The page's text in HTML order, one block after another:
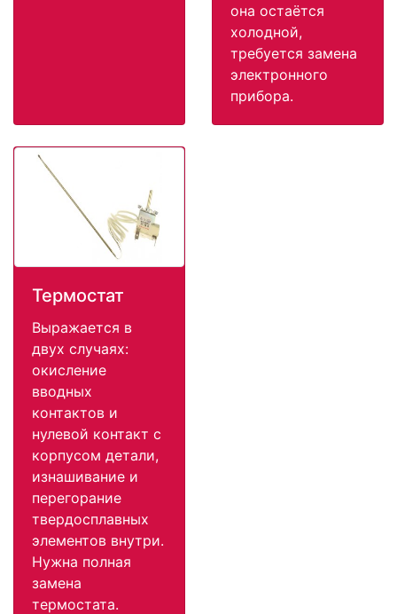
она остаётся
холодной,
требуется замена
электронного
прибора.
Термостат
Выражается в
двух случаях:
окисление
вводных
контактов и
нулевой контакт с
корпусом детали,
изнашивание и
перегорание
твердосплавных
элементов внутри.
Нужна полная
замена
термостата.